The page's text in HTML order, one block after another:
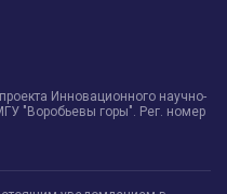
Инновационного научно-
"Воробьевы горы". Рег. номер